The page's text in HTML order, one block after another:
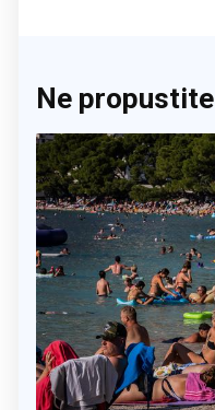
Ne propustite